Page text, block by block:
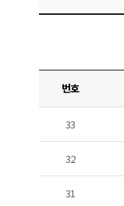
번호
33
32
31